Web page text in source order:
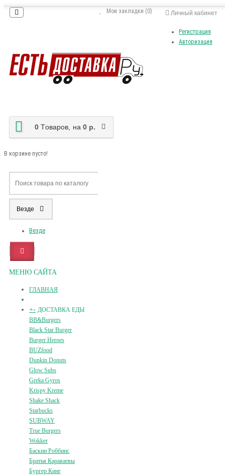
Личный кабинет
Регистрация
Авторизация
Мои закладки (0)
0 Tоваров, на 0 р.
В корзине пусто!
Везде
Везде
МЕНЮ САЙТА
ГЛАВНАЯ
+- ДОСТАВКА ЕДЫ
BB&Burgers
Black Star Burger
Burger Heroes
BUZfood
Dunkin Donuts
Glow Subs
Greka Gyros
Krispy Kreme
Shake Shack
Starbucks
SUBWAY
True Burgers
Wokker
Баскин Роббинс
Братья Караваевы
Бургер Кинг